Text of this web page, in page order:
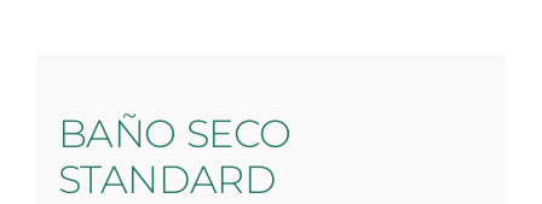
BAÑO SECO
STANDARD